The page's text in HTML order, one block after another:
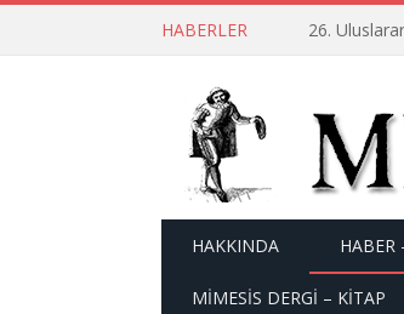
HABERLER 26.
HAKKINDA HABER
MİMESİS DERGİ – KİTAP